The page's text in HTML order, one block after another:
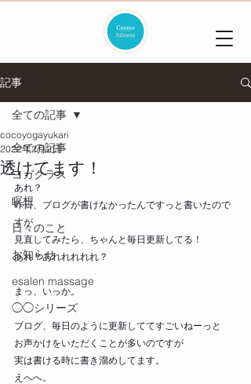
記事
全ての記事
ヨガクラス
瞑想
日々のこと
お知らせ
esalen massage
◯◯シリーズ
全ての記事
透けてます！
cocoyogayukari
2022年2月2日
あれ？
昨日、ブログが書けなかったんですっと書いたので
すが
見直してみたら、ちゃんと毎日更新してる！
あれ？あれれれれれ？
まっ、いっか。
ブログ、毎日のように更新しててすごいねーっと
お声かけをいただくことが多いのですが
実は書ける時に書き溜めしてます。
えへへ。